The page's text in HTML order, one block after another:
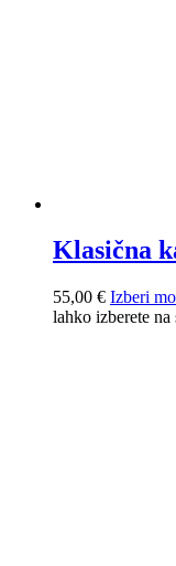
Klasična
55,00 € Izberi
lahko izberete na